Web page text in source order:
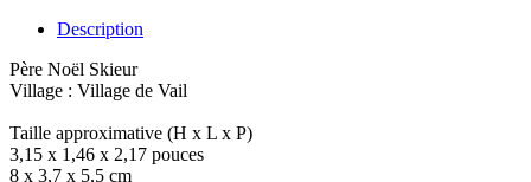
Description
Père Noël Skieur
Village : Village de Vail
Taille approximative (H x L x P)
3,15 x 1,46 x 2,17 pouces
8 x 3,7 x 5,5 cm